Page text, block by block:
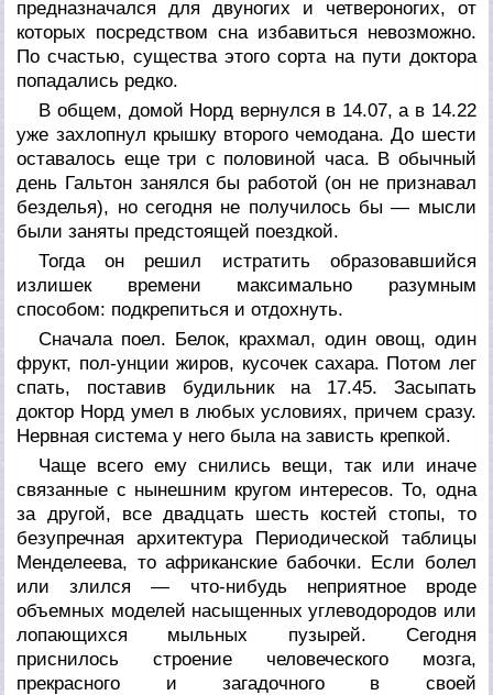
предназначался для двуногих и четвероногих, от
которых посредством сна избавиться невозможно.
По счастью, существа этого сорта на пути доктора
попадались редко.
В общем, домой Норд вернулся в 14.07, а в 14.22
уже захлопнул крышку второго чемодана. До шести
оставалось еще три с половиной часа. В обычный
день Гальтон занялся бы работой (он не признавал
безделья), но сегодня не получилось бы — мысли
были заняты предстоящей поездкой.
Тогда он решил истратить образовавшийся
излишек времени максимально разумным
способом: подкрепиться и отдохнуть.
Сначала поел. Белок, крахмал, один овощ, один
фрукт, пол-унции жиров, кусочек сахара. Потом лег
спать, поставив будильник на 17.45. Засыпать
доктор Норд умел в любых условиях, причем сразу.
Нервная система у него была на зависть крепкой.
Чаще всего ему снились вещи, так или иначе
связанные с нынешним кругом интересов. То, одна
за другой, все двадцать шесть костей стопы, то
безупречная архитектура Периодической таблицы
Менделеева, то африканские бабочки. Если болел
или злился — что-нибудь неприятное вроде
объемных моделей насыщенных углеводородов или
лопающихся мыльных пузырей. Сегодня
приснилось строение человеческого мозга,
прекрасного и загадочного в своей